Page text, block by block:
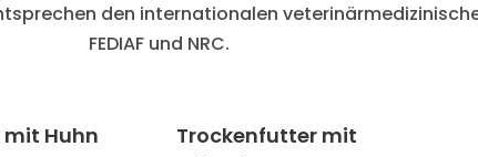
den internationalen
FEDIAF und NRC.
mit CATCHEF20
mit Huhn -20% mit CATCHEF20
Trockenfutter mit